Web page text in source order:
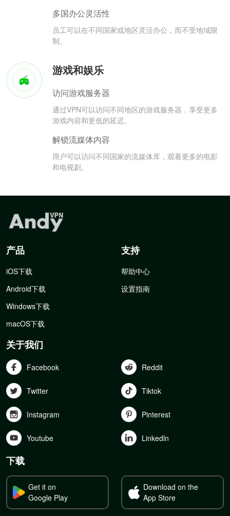
多国办公灵活性
员工可以在不同国家或地区灵活办公，而不受地域限
制。
游戏和娱乐
访问游戏服务器
通过VPN可以访问不同地区的游戏服务器，享受更多
游戏内容和更低的延迟。
解锁流媒体内容
用户可以访问不同国家的流媒体库，观看更多的电影
和电视剧。
产品
iOS下载
Android下载
Windows下载
macOS下载
支持
帮助中心
设置指南
关于我们
Facebook Reddit
Twitter Tiktok
Instagram Pinterest
Youtube Linkedln
下载
Get it on
Google Play
Download on the
App Store